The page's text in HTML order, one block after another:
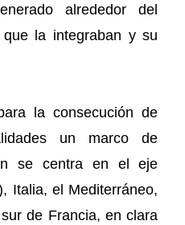
alrededor del
la integraban y su
la consecución de
un marco de
se centra en el eje
Italia, el Mediterráneo,
de Francia, en clara